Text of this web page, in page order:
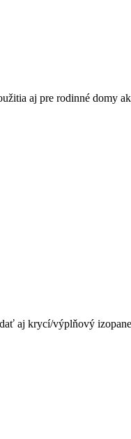
aj pre rodinné domy
aj krycí/výplňový